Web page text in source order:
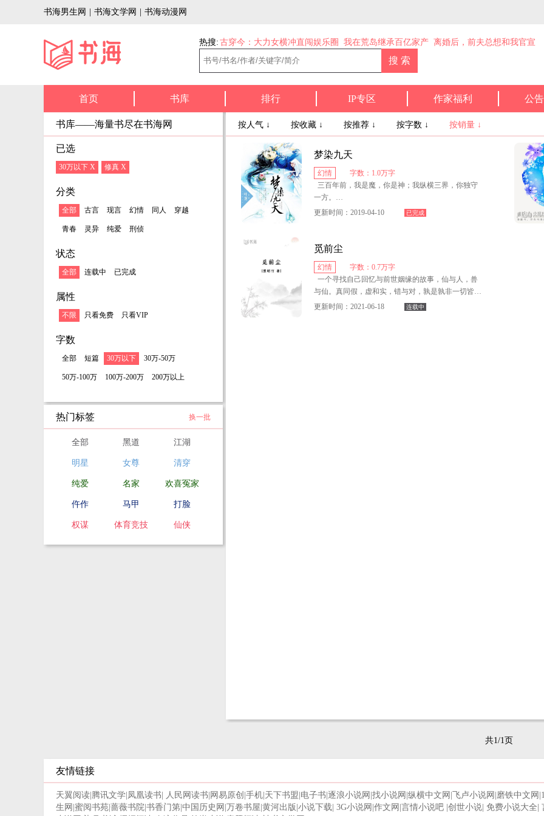
书海男生网 书海文学网 书海动漫网
热搜: 古穿今：大力女横冲直闯娱乐圈 我在荒岛继承百亿家产 离婚后，前夫总想和我官宣
首页 书库 排行 IP专区 作家福利 公
书库——海量书尽在书海网
已选
30万以下 X 修真 X
分类
全部 古言 现言 幻情 同人 穿越
青春 灵异 纯爱 刑侦
状态
全部 连载中 已完成
属性
不限 只看免费 只看VIP
字数
全部 短篇 30万以下 30万-50万
50万-100万 100万-200万 200万以上
热门标签 换一批
全部 黑道 江湖
明星 女尊 清穿
纯爱 名家 欢喜冤家
仵作 马甲 打脸
权谋 体育竞技 仙侠
按人气 ↓ 按收藏 ↓ 按推荐 ↓ 按字数 ↓ 按销量 ↓
梦染九天
幻情
字数：1.0万字
三百年前，我是魔，你是神；我纵横三界，你独守
一方。
于天地间，又如何能逃得过终结？
幻灭，重生，失去的是整个世界，留下的唯有你最
初的那一抹倩影。
更新时间：2019-04-10 已完成
觅前尘
幻情
字数：0.7万字
一个寻找自己回忆与前世姻缘的故事，仙与人，兽
与仙。真同假，虚和实，错与对，孰是孰非一切皆在
此篇之中…
更新时间：2021-06-18 连载中
共1/1页
友情链接
天翼阅读 腾讯文学 凤凰读书 人民网读书 网易原创 手机 天下书盟 电子书 逐浪小说网 找小说网 纵横中文网 飞卢小说网 磨铁中文网
生网 蜜阅书苑 蔷薇书院 书香门第 中国历史网 万卷书屋 黄河出版 小说下载 3G小说网 作文网 言情小说吧 创世小说 免费小说大全